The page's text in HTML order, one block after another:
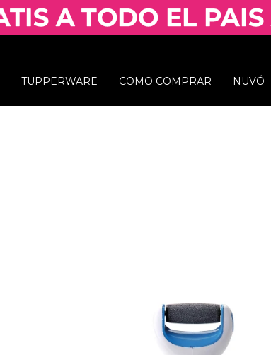
TUPPERWARE COMO COMPRAR NUVÓ